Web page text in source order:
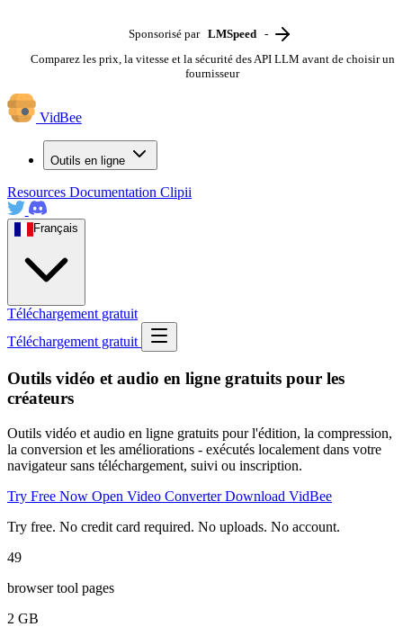
Sponsorisé par LMSpeed
-
Comparez les prix, la vitesse et la sécurité des API LLM avant de choisir un
fournisseur
VidBee
Outils en ligne
Resources Documentation Clipii
Français
Téléchargement gratuit
Téléchargement gratuit
Outils vidéo et audio en ligne gratuits pour les
créateurs
Outils vidéo et audio en ligne gratuits pour l'édition, la compression,
la conversion et les améliorations - exécutés localement dans votre
navigateur sans téléchargement, suivi ou inscription.
Try Free Now Open Video ConverterDownload VidBee
Try free. No credit card required. No uploads. No account.
49
browser tool pages
2 GB